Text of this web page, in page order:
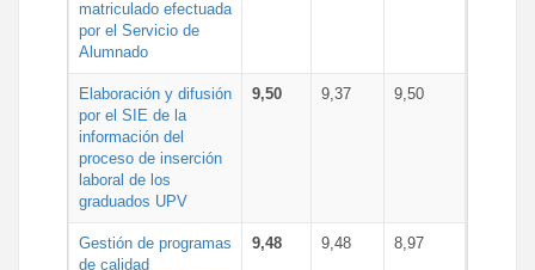
matriculado efectuada
por el Servicio de
Alumnado
Elaboración y difusión
por el SIE de la
información del
proceso de inserción
laboral de los
graduados UPV
9,50 9,37 9,50
Gestión de programas
de calidad
9,48 9,48 8,97